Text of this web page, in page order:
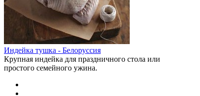
Индейка тушка - Белоруссия
Крупная индейка для праздничного стола или
простого семейного ужина.